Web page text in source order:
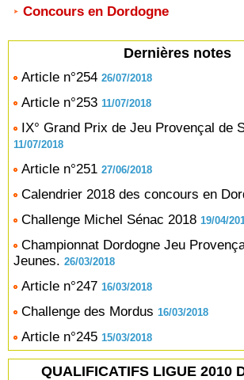
Concours en Dordogne
Dernières notes
Article n°254 26/07/2018
Article n°253 11/07/2018
IX° Grand Prix de Jeu Provençal de
11/07/2018
Article n°251 27/06/2018
Calendrier 2018 des concours en
Challenge Michel Sénac 2018 19/04/
Championnat Dordogne Jeu
Jeunes. 26/03/2018
Article n°247 16/03/2018
Challenge des Mordus 16/03/2018
Article n°245 15/03/2018
QUALIFICATIFS LIGUE 2010